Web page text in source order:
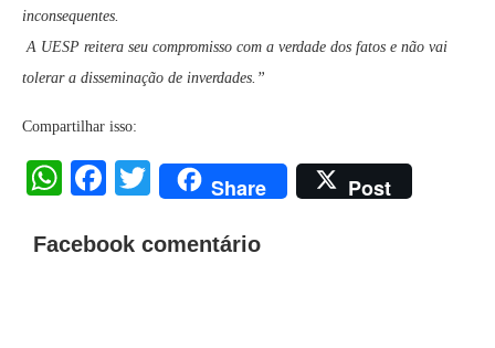
inconsequentes.
A UESP reitera seu compromisso com a verdade dos fatos e não vai
tolerar a disseminação de inverdades.”
Compartilhar isso:
WhatsApp
Facebook
Twitter
Share Post
Facebook comentário